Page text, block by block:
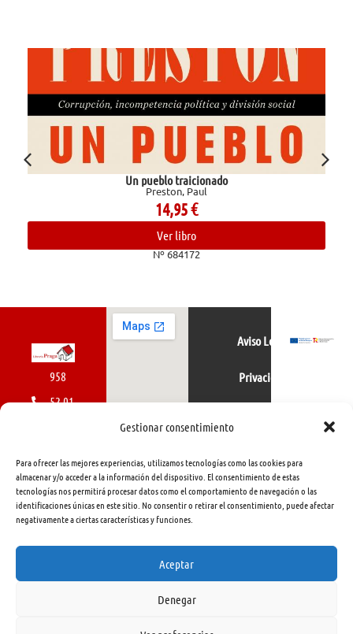
Gestionar consentimiento
Para ofrecer las mejores experiencias, utilizamos tecnologías como las cookies para
almacenar y/o acceder a la información del dispositivo. El consentimiento de estas
tecnologías nos permitirá procesar datos como el comportamiento de navegación o las
identificaciones únicas en este sitio. No consentir o retirar el consentimiento, puede afectar
negativamente a ciertas características y funciones.
Aceptar
Denegar
Un pueblo traicionado
Preston, Paul
Nº 684172
958
52 01
462
415
info@libreriapraga.com
Gracia,
Aviso Legal
Privacidad